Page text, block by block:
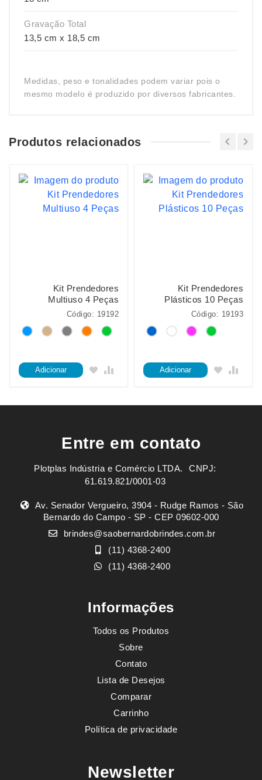
Gravação Total
13,5 cm x 18,5 cm
Medidas, peso e tonalidades podem variar pois o
mesmo modelo é produzido por diversos fabricantes.
Produtos relacionados
Kit Prendedores
Multiuso 4 Peças
Código: 19192
Adicionar
Kit Prendedores
Plásticos 10 Peças
Código: 19193
Adicionar
Entre em contato
Plotplas Indústria e Comércio LTDA. ㅤㅤㅤ CNPJ:
61.619.821/0001-03
Av. Senador Vergueiro, 3904 - Rudge Ramos - São
Bernardo do Campo - SP - CEP 09602-000
brindes@saobernardobrindes.com.br
(11) 4368-2400
(11) 4368-2400
Informações
Todos os Produtos
Sobre
Contato
Lista de Desejos
Comparar
Carrinho
Política de privacidade
Newsletter